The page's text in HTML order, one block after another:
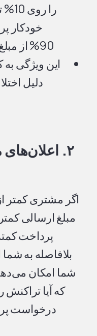
خودکار
90% از مبلغ کل فاکتور باشند، می‌پذیرد.
این ویژگی
دلیل
۲.
اگر مشتری کمتر
مبلغ ارسالی
بلافاصله به
شما امکان
که آیا تراکنش
درخواست